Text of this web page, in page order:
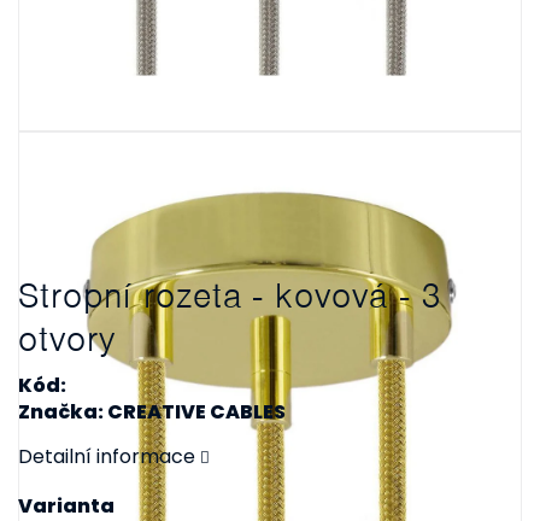
Stropní rozeta - kovová - 3
otvory
Kód:
Značka: CREATIVE CABLES
Varianta
Detailní informace